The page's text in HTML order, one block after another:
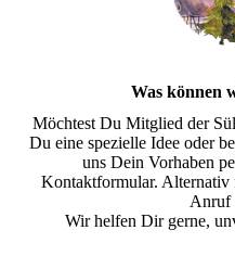
Was können
Möchtest Du Mitglied der
Du eine spezielle Idee oder
uns Dein Vorhaben
Kontaktformular. Alternativ
Anruf
Wir helfen Dir gerne,